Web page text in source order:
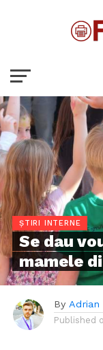
ȘTIRI INTERNE
Se dau
mamele
By Adrian
Published